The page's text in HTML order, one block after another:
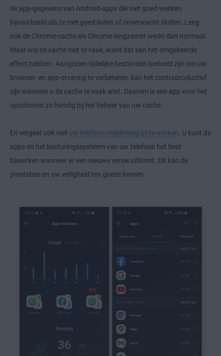
de app-gegevens van Android-apps die niet goed werken,
bijvoorbeeld als ze niet goed laden of onverwacht sluiten. Leeg
ook de Chrome-cache als Chrome langzamer werkt dan normaal.
Maar wis de cache niet te vaak, want dat kan het omgekeerde
effect hebben. Aangezien tijdelijke bestanden bedoeld zijn om uw
browser- en app-ervaring te verbeteren, kan het contraproductief
zijn wanneer u de cache te vaak wist. Daarom is een app voor het
opschonen zo handig bij het beheer van uw cache.
En vergeet ook niet uw telefoon regelmatig bij te werken . U kunt de
apps en het besturingssysteem van uw telefoon het best
bijwerken wanneer er een nieuwe versie uitkomt. Dit kan de
prestaties en uw veiligheid ten goede komen.